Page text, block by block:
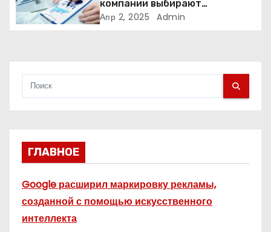
с
компании выбирают
адаптивные логотипы?
Апр 2, 2025 Admin
ГЛАВНОЕ
Google расширил маркировку рекламы,
созданной с помощью искусственного
интеллекта